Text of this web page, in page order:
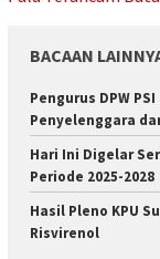
BACAAN
Pengurus DPW
Penyelenggara
Hari Ini Digelar
Periode 2025-2028
Hasil Pleno KPU
Risvirenol